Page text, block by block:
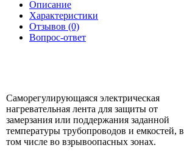
Описание
Характеристики
Отзывов (0)
Вопрос-ответ
Саморегулирующаяся электрическая
нагревательная лента для защиты от
замерзания или поддержания заданной
температуры трубопроводов и емкостей, в
том числе во взрывоопасных зонах.